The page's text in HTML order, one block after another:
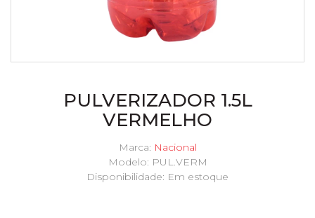
PULVERIZADOR 1.5L
VERMELHO
Marca: Nacional
Modelo: PUL.VERM
Disponibilidade: Em estoque